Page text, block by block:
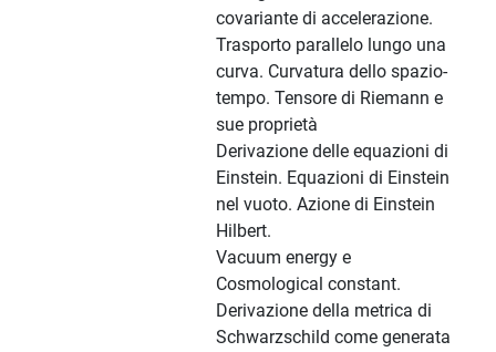
covariante di accelerazione.
Trasporto parallelo lungo una
curva. Curvatura dello spazio-
tempo. Tensore di Riemann e
sue proprietà
Derivazione delle equazioni di
Einstein. Equazioni di Einstein
nel vuoto. Azione di Einstein
Hilbert.
Vacuum energy e
Cosmological constant.
Derivazione della metrica di
Schwarzschild come generata